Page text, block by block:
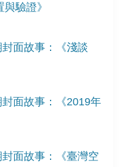
驗證》
面故事：《淺談
面故事：《2019年
面故事：《臺灣空